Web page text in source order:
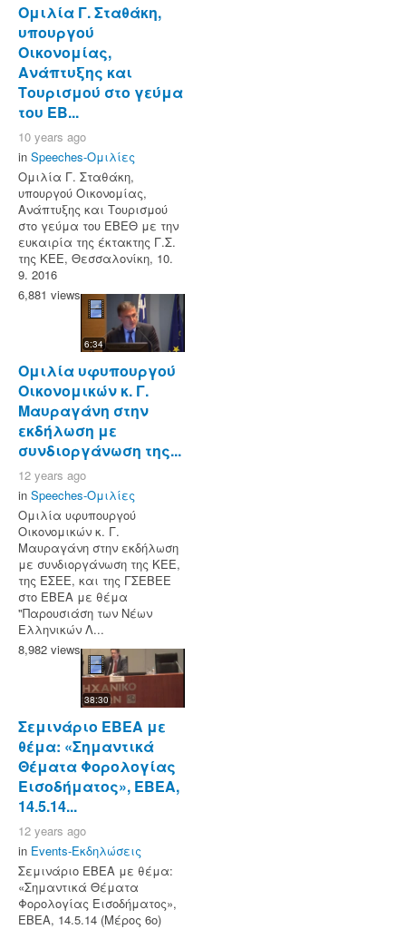
Ομιλία Γ. Σταθάκη,
υπουργού
Οικονομίας,
Ανάπτυξης και
Τουρισμού στο γεύμα
του ΕΒ...
10 years ago
in Speeches-Ομιλίες
Ομιλία Γ. Σταθάκη,
υπουργού Οικονομίας,
Ανάπτυξης και Τουρισμού
στο γεύμα του ΕΒΕΘ με την
ευκαιρία της έκτακτης Γ.Σ.
της ΚΕΕ, Θεσσαλονίκη, 10.
9. 2016
6,881 views
6:34
Ομιλία υφυπουργού
Οικονομικών κ. Γ.
Μαυραγάνη στην
εκδήλωση με
συνδιοργάνωση της...
12 years ago
in Speeches-Ομιλίες
Ομιλία υφυπουργού
Οικονομικών κ. Γ.
Μαυραγάνη στην εκδήλωση
με συνδιοργάνωση της ΚΕΕ,
της ΕΣΕΕ, και της ΓΣΕΒΕΕ
στο ΕΒΕΑ με θέμα
"Παρουσιάση των Νέων
Ελληνικών Λ...
8,982 views
38:30
Σεμινάριο ΕΒΕΑ με
θέμα: «Σημαντικά
Θέματα Φορολογίας
Εισοδήματος», ΕΒΕΑ,
14.5.14...
12 years ago
in Events-Εκδηλώσεις
Σεμινάριο ΕΒΕΑ με θέμα:
«Σημαντικά Θέματα
Φορολογίας Εισοδήματος»,
ΕΒΕΑ, 14.5.14 (Μέρος 6ο)